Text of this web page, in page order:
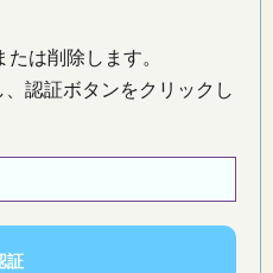
は削除します。
認証ボタンをクリックし